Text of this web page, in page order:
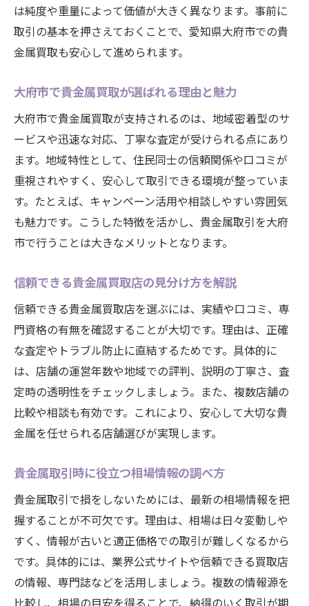
資産運用に役立つ貴金属取引のポイント
貴金属取引を資産運用へ活かす考え方とは
貴金属買取で資産価値を最大化する戦略
相場変動を見極める貴金属取引のタイミン
不要な貴金属を活用して資産を増やす方法
貴金属買取を活用した資産管理のコツ
信頼性重視なら大府市での貴金属買取がおすす
め
貴金属買取で重視したい信頼性のポイント
安心して任せられる貴金属店の選び方とは
由
口コミや評判が高い貴金属買取の特徴を紹
介
貴金属取引で避けたい失敗例と対策方法
貴金属の売却を検討するなら押さえたい大府市
情報
貴金属売却前に知っておきたい大府市の特
徴
買取店選びで差がつく貴金属売却の成功術
大府市で利用できる貴金属買取サービス一
貴金属査定を依頼する前の準備ポイント
貴金属売却時に役立つ大府市の最新トレン
ド
エコ活動にもつながる貴金属買取の魅力とは
は純度や重量によって価値が大きく異なります。事前に
取引の基本を押さえておくことで、愛知県大府市での貴
金属買取も安心して進められます。
大府市で貴金属買取が選ばれる理由と魅力
大府市で貴金属買取が支持されるのは、地域密着型のサ
ービスや迅速な対応、丁寧な査定が受けられる点にあり
ます。地域特性として、住民同士の信頼関係や口コミが
重視されやすく、安心して取引できる環境が整っていま
す。たとえば、キャンペーン活用や相談しやすい雰囲気
も魅力です。こうした特徴を活かし、貴金属取引を大府
市で行うことは大きなメリットとなります。
信頼できる貴金属買取店の見分け方を解説
信頼できる貴金属買取店を選ぶには、実績や口コミ、専
門資格の有無を確認することが大切です。理由は、正確
な査定やトラブル防止に直結するためです。具体的に
は、店舗の運営年数や地域での評判、説明の丁寧さ、査
定時の透明性をチェックしましょう。また、複数店舗の
比較や相談も有効です。これにより、安心して大切な貴
金属を任せられる店舗選びが実現します。
貴金属取引時に役立つ相場情報の調べ方
貴金属取引で損をしないためには、最新の相場情報を把
握することが不可欠です。理由は、相場は日々変動しや
すく、情報が古いと適正価格での取引が難しくなるから
です。具体的には、業界公式サイトや信頼できる買取店
の情報、専門誌などを活用しましょう。複数の情報源を
比較し、相場の目安を得ることで、納得のいく取引が期